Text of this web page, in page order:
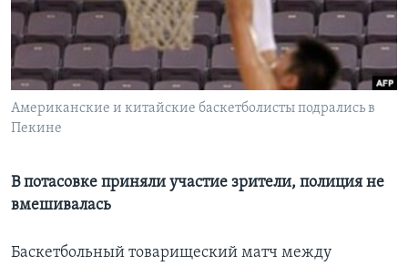
Learning English
СОЦИАЛЬНЫЕ СЕТИ
Американские и китайские баскетболисты подрались в
Пекине
В потасовке приняли участие зрители, полиция не
вмешивалась
Баскетбольный товарищеский матч между